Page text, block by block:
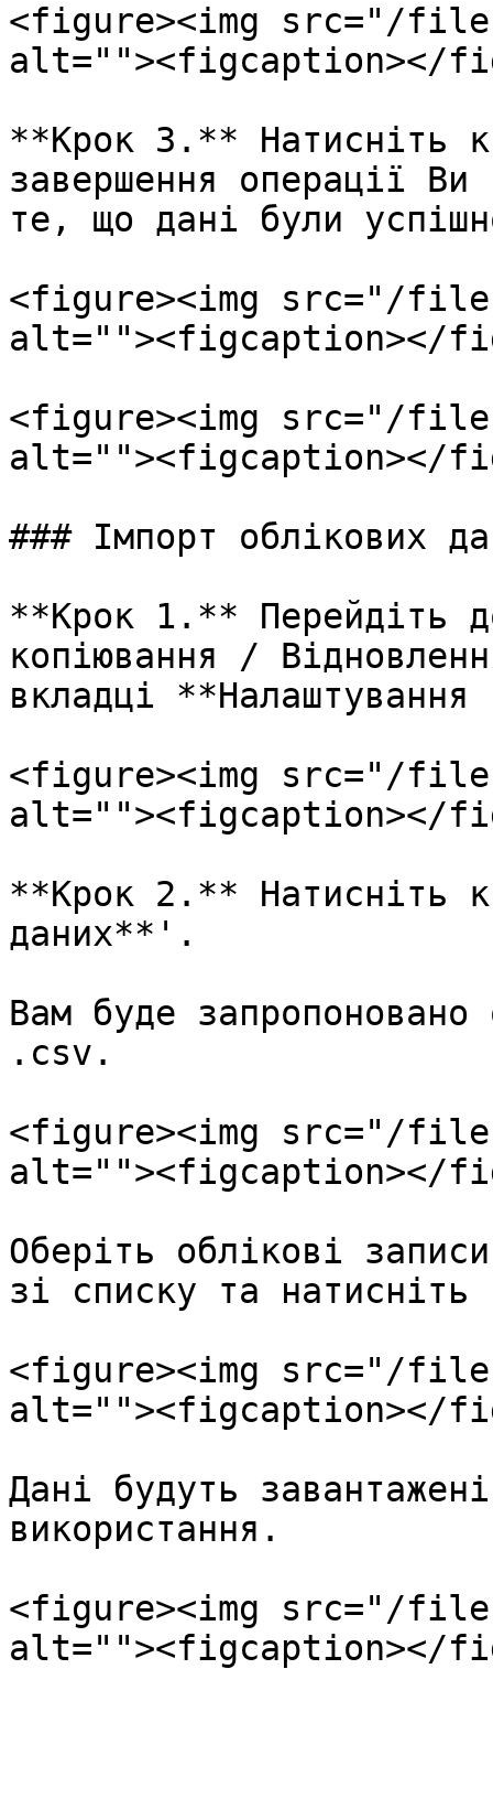
<figure><img src="/files/
alt=""><figcaption></
**Крок 3.** Натисніть
завершення операції Ви
те, що дані були
<figure><img src="/files/
alt=""><figcaption></
<figure><img src="/files/
alt=""><figcaption></
### Імпорт облікових
**Крок 1.** Перейдіть
копіювання /
вкладці
<figure><img src="/files/
alt=""><figcaption></
**Крок 2.** Натисніть
даних**'.
Вам буде
.csv.
<figure><img src="/
alt=""><figcaption></
Оберіть облікові
зі списку та
<figure><img src="/files/
alt=""><figcaption></
Дані будуть
використання.
<figure><img src="/files/